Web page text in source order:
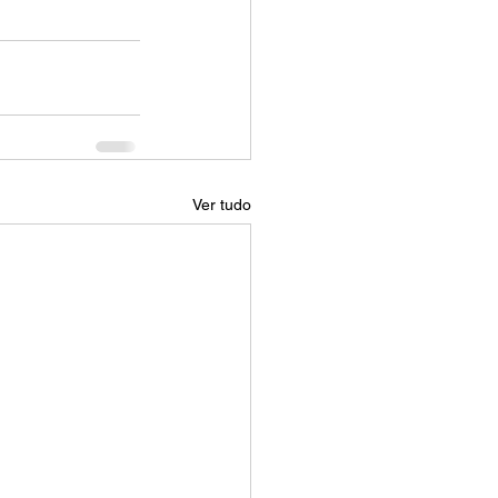
Ver tudo